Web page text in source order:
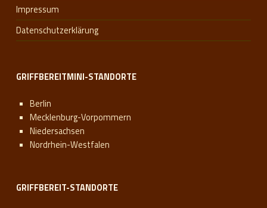
Impressum
Datenschutzerklärung
GRIFFBEREITMINI-STANDORTE
Berlin
Mecklenburg-Vorpommern
Niedersachsen
Nordrhein-Westfalen
GRIFFBEREIT-STANDORTE